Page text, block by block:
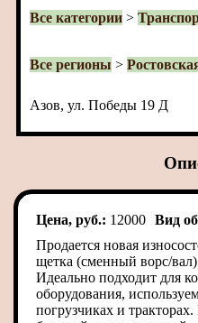
Все категории >
Все регионы >
Азов, ул. Победы 19 Д
Цена, руб.: 12000 Вид
Продается новая
щетка (сменный ворс/вал)
Идеально подходит для
оборудования,
погрузчиках и